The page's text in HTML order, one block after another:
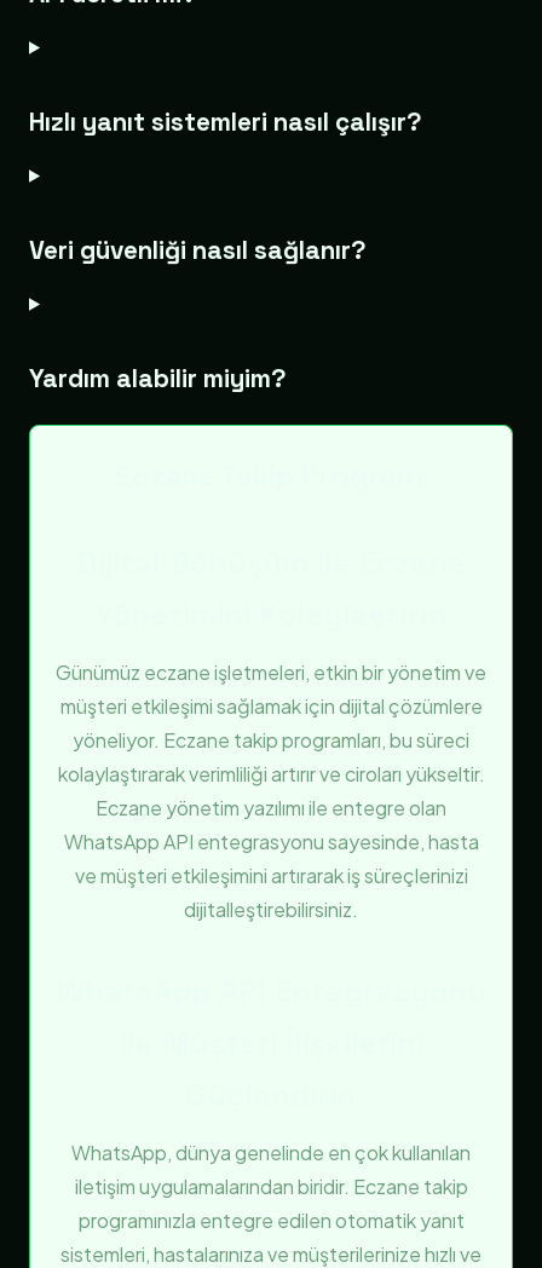
Hızlı yanıt sistemleri nasıl çalışır?
Veri güvenliği nasıl sağlanır?
Yardım alabilir miyim?
Günümüz eczane işletmeleri, etkin bir yönetim ve
müşteri etkileşimi sağlamak için dijital çözümlere
yöneliyor. Eczane takip programları, bu süreci
kolaylaştırarak verimliliği artırır ve ciroları yükseltir.
Eczane yönetim yazılımı ile entegre olan
WhatsApp API entegrasyonu sayesinde, hasta
ve müşteri etkileşimini artırarak iş süreçlerinizi
dijitalleştirebilirsiniz.
WhatsApp, dünya genelinde en çok kullanılan
iletişim uygulamalarından biridir. Eczane takip
programınızla entegre edilen otomatik yanıt
sistemleri, hastalarınıza ve müşterilerinize hızlı ve